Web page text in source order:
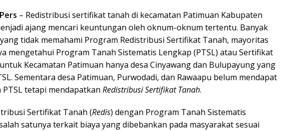
– Redistribusi sertifikat tanah di kecamatan Patimuan Kabupaten
ajang mencari keuntungan oleh oknum-oknum tertentu. Banyak
tidak memahami Program Redistribusi Sertifikat Tanah, mayoritas
mengetahui Program Tanah Sistematis Lengkap (PTSL) atau Sertifikat
Kecamatan Patimuan hanya desa Cinyawang dan Bulupayung yang
Sementara desa Patimuan, Purwodadi, dan Rawaapu belum mendapat
tetapi mendapatkan Redistribusi Sertifikat Tanah.
Sertifikat Tanah (Redis) dengan Program Tanah Sistematis
satunya terkait biaya yang dibebankan pada masyarakat sesuai